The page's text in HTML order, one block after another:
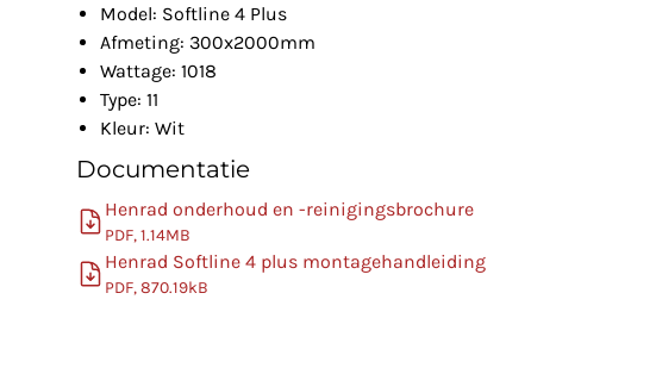
Model: Softline 4 Plus
Afmeting: 300x2000mm
Wattage: 1018
Type: 11
Kleur: Wit
Documentatie
Henrad onderhoud en -reinigingsbrochure
PDF, 1.14MB
Henrad Softline 4 plus montagehandleiding
PDF, 870.19kB